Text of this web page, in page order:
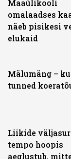
Maaülikooli
omalaadses
näeb pisikesi
elukaid
Mälumäng –
tunned
Liikide
tempo hoopis
aeglustub,